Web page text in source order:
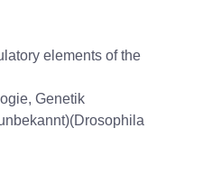
elements of the
Genetik